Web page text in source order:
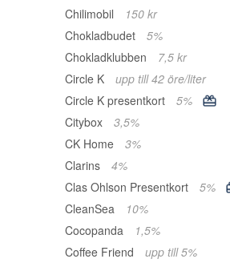
Chilimobil
150 kr
Chokladbudet
5%
Chokladklubben
7,5 kr
Circle K
upp till 42 öre/liter
Circle K presentkort
5%
Citybox
3,5%
CK Home
3%
Clarins
4%
Clas Ohlson Presentkort
5%
CleanSea
10%
Cocopanda
1,5%
Coffee Friend
upp till 5%